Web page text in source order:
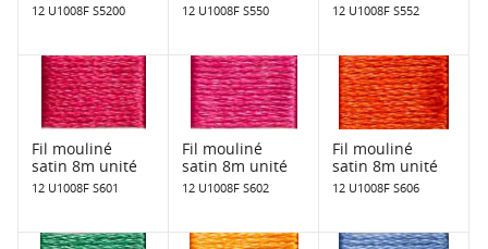
12 U1008F S5200 12 U1008F S550 12 U1008F S552
Fil mouliné
satin 8m unité
12 U1008F S601
Fil mouliné
satin 8m unité
12 U1008F S602
Fil mouliné
satin 8m unité
12 U1008F S606